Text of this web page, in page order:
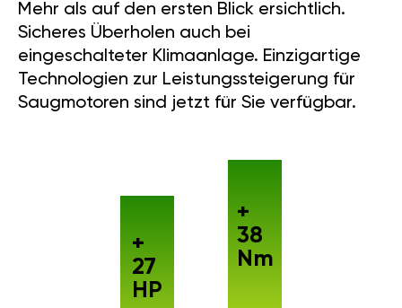
Mehr als auf den ersten Blick ersichtlich.
Sicheres Überholen auch bei
eingeschalteter Klimaanlage. Einzigartige
Technologien zur Leistungssteigerung für
Saugmotoren sind jetzt für Sie verfügbar.
+
27
HP
+
38
Nm